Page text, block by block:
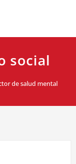
social
de salud mental